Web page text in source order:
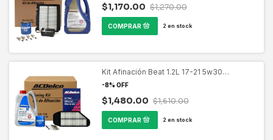
$1,170.00 $1,270.00
2 en stock
Kit Afinación Beat 1.2L 17-21 5w30
-8% OFF
$1,480.00 $1,610.00
2 en stock